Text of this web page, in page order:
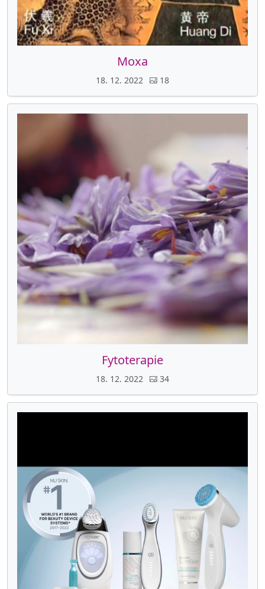
Moxa
18. 12. 2022 18
Fytoterapie
18. 12. 2022 34